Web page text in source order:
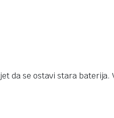
da se ostavi stara baterija.